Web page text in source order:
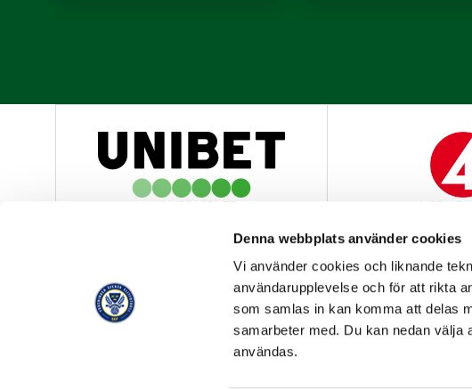
Denna webbplats använder cookies
Vi använder cookies och liknande
användarupplevelse och för att rikta
som samlas in kan komma att delas
samarbeter med. Du kan nedan
användas.